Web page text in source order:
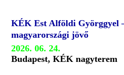
KÉK Est Alföldi Györggyel
magyarországi jövő
2026. 06. 24.
Budapest, KÉK nagyterem